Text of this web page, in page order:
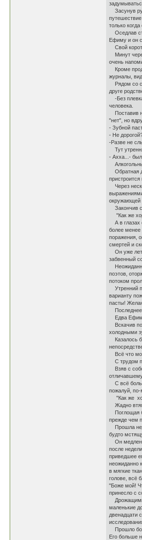
Засунув
только
Оседлав
Ефиму и он
Свой
Минут
очень
Кроме
журналы,
Рядом со
друге
-Без
человека.
Поставив
"нет", но
- Зубной
- Не
-Разве не
Тут
- Ахха...-
Обратная
Через
окружающей
Закончив
"Как же
А в глазах
более менее
поражения,
смертей и
Он уже
забвенный
поэтов,
потоком
Утренний
варианту
пасты!
Последнее,
Едва Ефим
Вскачив
холодными
Казалось
Всё что
С трудом
Взяв с
С всё
пожалуй, по-
"Как же
Жадно
Поглощая
прежде чем
Прошла
будто
Он
после
приведшее
неожиданно
в мягкие
голове, всё
"Боже мой!
принесло с
Дрожащими
маленькие
двенадцати
Прошло
Его больше